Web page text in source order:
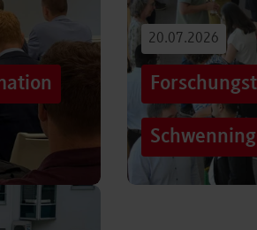
Märkte
20.07.2026
Grenzen